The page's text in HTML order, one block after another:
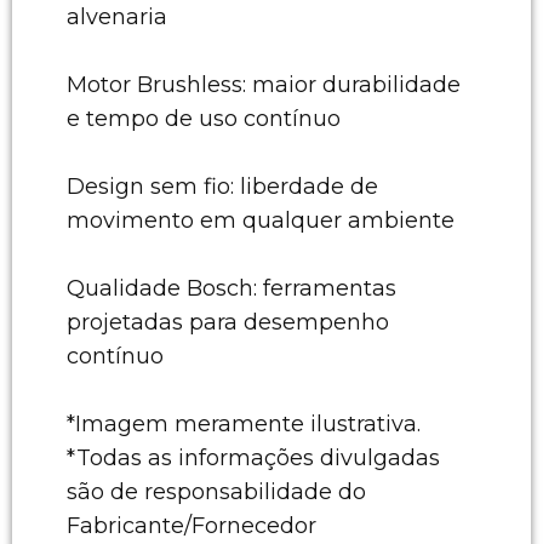
alvenaria
Motor Brushless: maior durabilidade
e tempo de uso contínuo
Design sem fio: liberdade de
movimento em qualquer ambiente
Qualidade Bosch: ferramentas
projetadas para desempenho
contínuo
*Imagem meramente ilustrativa.
*Todas as informações divulgadas
são de responsabilidade do
Fabricante/Fornecedor